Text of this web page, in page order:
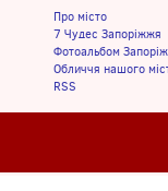
Про місто
7 Чудес Запоріжжя
Фотоальбом
Обличчя нашого
RSS